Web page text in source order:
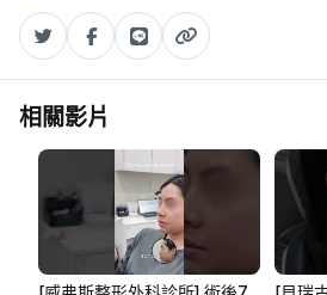
相關影片